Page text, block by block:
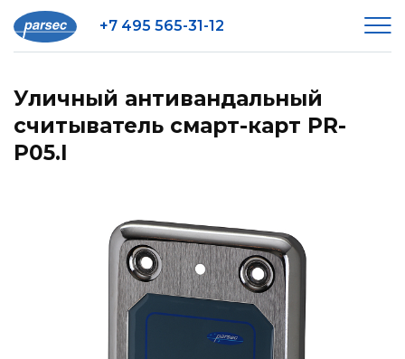
+7 495 565-31-12
Уличный антивандальный
считыватель смарт-карт PR-
P05.I